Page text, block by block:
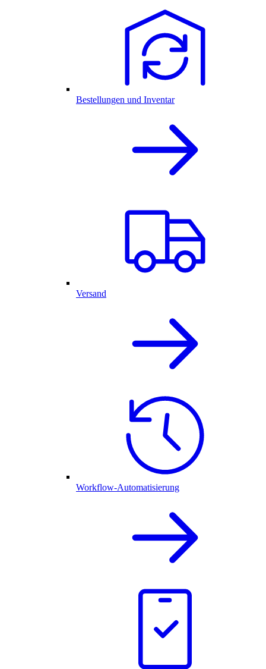
Bestellungen und Inventar
Versand
Workflow-Automatisierung